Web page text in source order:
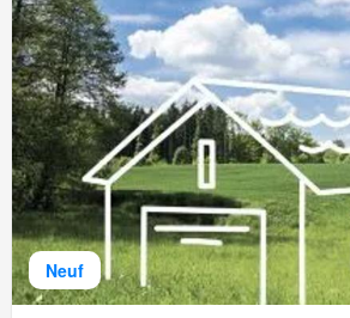
Neuf